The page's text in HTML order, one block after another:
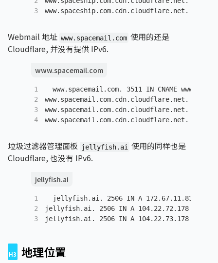
3
www.spaceship.com.cdn.cloudflare.net.
Webmail 地址 www.spacemail.com 使用的还是
Cloudflare, 并没有提供 IPv6.
www.spacemail.com
1
2
3
4
www.spacemail.com. 3511 IN CNAME
www.spacemail.com.cdn.cloudflare.net.
www.spacemail.com.cdn.cloudflare.net.
www.spacemail.com.cdn.cloudflare.net.
垃圾过滤器管理面板 jellyfish.ai
使用的同样也是
Cloudflare, 也没有 IPv6.
jellyfish.ai
1
2
3
jellyfish.ai. 2506 IN A 172.67.11.83
jellyfish.ai. 2506 IN A 104.22.72.178
jellyfish.ai. 2506 IN A 104.22.73.178
地理位置